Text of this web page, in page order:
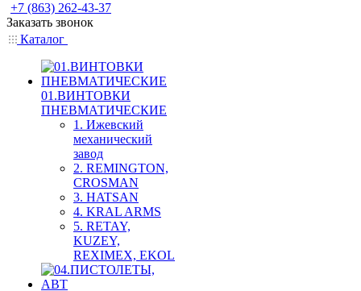
+7 (863) 262-43-37
Заказать звонок
Каталог
01.ВИНТОВКИ
ПНЕВМАТИЧЕСКИЕ
1. Ижевский
механический
завод
2. REMINGTON,
CROSMAN
3. HATSAN
4. KRAL ARMS
5. RETAY,
KUZEY,
REXIMEX, EKOL